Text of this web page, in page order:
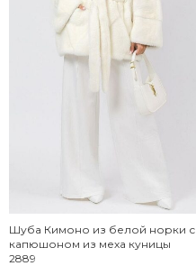
Шуба Кимоно из белой норки с
капюшоном из меха куницы
2889